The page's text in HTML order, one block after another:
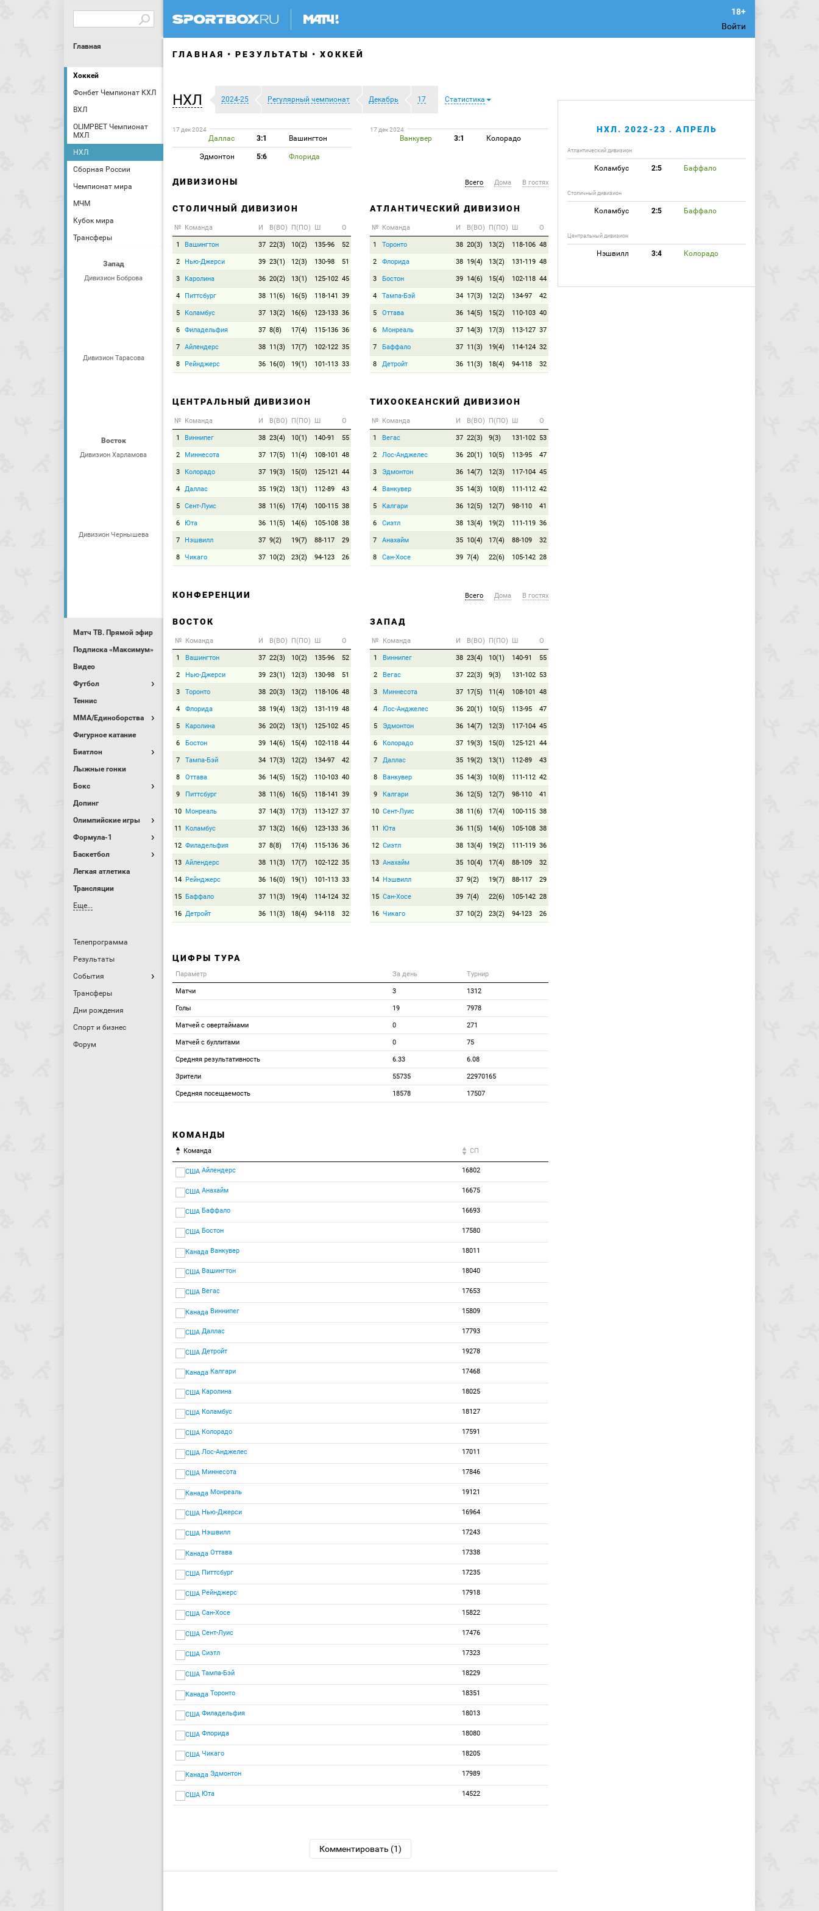
Войти
Главная
Хоккей
Фонбет Чемпионат КХЛ
ВХЛ
OLIMPBET Чемпионат
МХЛ
НХЛ
Сборная России
Чемпионат мира
МЧМ
Кубок мира
Трансферы
Запад
Дивизион Боброва
Дивизион Тарасова
Восток
Дивизион Харламова
Дивизион Чернышева
Матч ТВ. Прямой эфир
Подписка «Максимум»
Видео
Футбол
Теннис
MMA/Единоборства
Фигурное катание
Биатлон
Лыжные гонки
Бокс
Допинг
Олимпийские игры
Формула-1
Баскетбол
Легкая атлетика
Трансляции
Еще...
Телепрограмма
Результаты
События
Трансферы
Дни рождения
Спорт и бизнес
Форум
ГЛАВНАЯ РЕЗУЛЬТАТЫ ХОККЕЙ
НХЛ 2024-25 Регулярный чемпионат Декабрь 17 Статистика
17 дек 2024
Даллас 3:1 Вашингтон
Эдмонтон 5:6 Флорида
17 дек 2024
Ванкувер 3:1 Колорадо
Всего Дома В гостях
ДИВИЗИОНЫ
СТОЛИЧНЫЙ ДИВИЗИОН
№ Команда И В(ВО) П(ПО) Ш О
1 Вашингтон 37 22(3) 10(2) 135-96 52
2 Нью-Джерси 39 23(1) 12(3) 130-98 51
3 Каролина 36 20(2) 13(1) 125-102 45
4 Питтсбург 38 11(6) 16(5) 118-141 39
5 Коламбус 37 13(2) 16(6) 123-133 36
6 Филадельфия 37 8(8) 17(4) 115-136 36
7 Айлендерс 38 11(3) 17(7) 102-122 35
8 Рейнджерс 36 16(0) 19(1) 101-113 33
АТЛАНТИЧЕСКИЙ ДИВИЗИОН
№ Команда И В(ВО) П(ПО) Ш О
1 Торонто 38 20(3) 13(2) 118-106 48
2 Флорида 38 19(4) 13(2) 131-119 48
3 Бостон 39 14(6) 15(4) 102-118 44
4 Тампа-Бэй 34 17(3) 12(2) 134-97 42
5 Оттава 36 14(5) 15(2) 110-103 40
6 Монреаль 37 14(3) 17(3) 113-127 37
7 Баффало 37 11(3) 19(4) 114-124 32
8 Детройт 36 11(3) 18(4) 94-118 32
ЦЕНТРАЛЬНЫЙ ДИВИЗИОН
№ Команда И В(ВО) П(ПО) Ш О
1 Виннипег 38 23(4) 10(1) 140-91 55
2 Миннесота 37 17(5) 11(4) 108-101 48
3 Колорадо 37 19(3) 15(0) 125-121 44
4 Даллас 35 19(2) 13(1) 112-89 43
5 Сент-Луис 38 11(6) 17(4) 100-115 38
6 Юта 36 11(5) 14(6) 105-108 38
7 Нэшвилл 37 9(2) 19(7) 88-117 29
8 Чикаго 37 10(2) 23(2) 94-123 26
ТИХООКЕАНСКИЙ ДИВИЗИОН
№ Команда И В(ВО) П(ПО) Ш О
1 Вегас 37 22(3) 9(3) 131-102 53
2 Лос-Анджелес 36 20(1) 10(5) 113-95 47
3 Эдмонтон 36 14(7) 12(3) 117-104 45
4 Ванкувер 35 14(3) 10(8) 111-112 42
5 Калгари 36 12(5) 12(7) 98-110 41
6 Сиэтл 38 13(4) 19(2) 111-119 36
7 Анахайм 35 10(4) 17(4) 88-109 32
8 Сан-Хосе 39 7(4) 22(6) 105-142 28
Всего Дома В гостях
КОНФЕРЕНЦИИ
ВОСТОК
№ Команда И В(ВО) П(ПО) Ш О
1 Вашингтон 37 22(3) 10(2) 135-96 52
2 Нью-Джерси 39 23(1) 12(3) 130-98 51
3 Торонто 38 20(3) 13(2) 118-106 48
4 Флорида 38 19(4) 13(2) 131-119 48
5 Каролина 36 20(2) 13(1) 125-102 45
6 Бостон 39 14(6) 15(4) 102-118 44
7 Тампа-Бэй 34 17(3) 12(2) 134-97 42
8 Оттава 36 14(5) 15(2) 110-103 40
9 Питтсбург 38 11(6) 16(5) 118-141 39
10 Монреаль 37 14(3) 17(3) 113-127 37
11 Коламбус 37 13(2) 16(6) 123-133 36
12 Филадельфия 37 8(8) 17(4) 115-136 36
13 Айлендерс 38 11(3) 17(7) 102-122 35
14 Рейнджерс 36 16(0) 19(1) 101-113 33
15 Баффало 37 11(3) 19(4) 114-124 32
16 Детройт 36 11(3) 18(4) 94-118 32
ЗАПАД
№ Команда И В(ВО) П(ПО) Ш О
1 Виннипег 38 23(4) 10(1) 140-91 55
2 Вегас 37 22(3) 9(3) 131-102 53
3 Миннесота 37 17(5) 11(4) 108-101 48
4 Лос-Анджелес 36 20(1) 10(5) 113-95 47
5 Эдмонтон 36 14(7) 12(3) 117-104 45
6 Колорадо 37 19(3) 15(0) 125-121 44
7 Даллас 35 19(2) 13(1) 112-89 43
8 Ванкувер 35 14(3) 10(8) 111-112 42
9 Калгари 36 12(5) 12(7) 98-110 41
10 Сент-Луис 38 11(6) 17(4) 100-115 38
11 Юта 36 11(5) 14(6) 105-108 38
12 Сиэтл 38 13(4) 19(2) 111-119 36
13 Анахайм 35 10(4) 17(4) 88-109 32
14 Нэшвилл 37 9(2) 19(7) 88-117 29
15 Сан-Хосе 39 7(4) 22(6) 105-142 28
16 Чикаго 37 10(2) 23(2) 94-123 26
ЦИФРЫ ТУРА
Параметр За день Турнир
Матчи 3 1312
Голы 19 7978
Матчей с овертаймами 0 271
Матчей с буллитами 0 75
Средняя результативность 6.33 6.08
Зрители 55735 22970165
Средняя посещаемость 18578 17507
КОМАНДЫ
Команда СП
Айлендерс 16802
Анахайм 16675
Баффало 16693
Бостон 17580
Ванкувер 18011
Вашингтон 18040
Вегас 17653
Виннипег 15809
Даллас 17793
Детройт 19278
Калгари 17468
Каролина 18025
Коламбус 18127
Колорадо 17591
Лос-Анджелес 17011
Миннесота 17846
Монреаль 19121
Нью-Джерси 16964
Нэшвилл 17243
Оттава 17338
Питтсбург 17235
Рейнджерс 17918
Сан-Хосе 15822
Сент-Луис 17476
Сиэтл 17323
Тампа-Бэй 18229
Торонто 18351
Филадельфия 18013
Флорида 18080
Чикаго 18205
Эдмонтон 17989
Юта 14522
Комментировать (1)
НХЛ. 2022-23 . АПРЕЛЬ
Атлантический дивизион
Коламбус 2:5 Баффало
Столичный дивизион
Коламбус 2:5 Баффало
Центральный дивизион
Нэшвилл 3:4 Колорадо